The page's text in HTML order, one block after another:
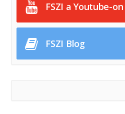
FSZI a Youtube-on
FSZI Blog